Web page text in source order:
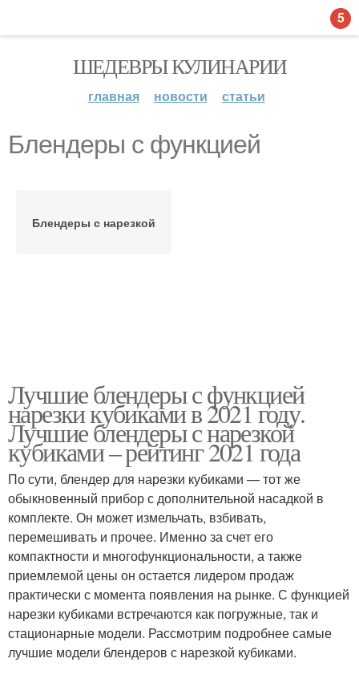
ШЕДЕВРЫ КУЛИНАРИИ
главная новости статьи
Блендеры с функцией
Блендеры с нарезкой
Лучшие блендеры с функцией
нарезки кубиками в 2021 году.
Лучшие блендеры с нарезкой
кубиками – рейтинг 2021 года
По сути, блендер для нарезки кубиками — тот же
обыкновенный прибор с дополнительной насадкой в
комплекте. Он может измельчать, взбивать,
перемешивать и прочее. Именно за счет его
компактности и многофункциональности, а также
приемлемой цены он остается лидером продаж
практически с момента появления на рынке. С функцией
нарезки кубиками встречаются как погружные, так и
стационарные модели. Рассмотрим подробнее самые
лучшие модели блендеров с нарезкой кубиками.
5